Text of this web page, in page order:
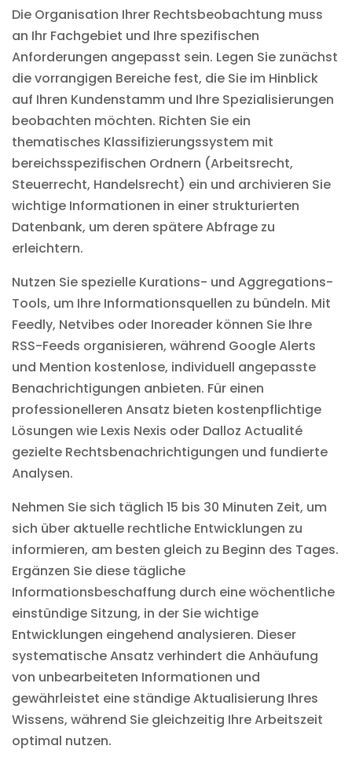
Die Organisation Ihrer Rechtsbeobachtung muss
an Ihr Fachgebiet und Ihre spezifischen
Anforderungen angepasst sein. Legen Sie zunächst
die vorrangigen Bereiche fest, die Sie im Hinblick
auf Ihren Kundenstamm und Ihre Spezialisierungen
beobachten möchten. Richten Sie ein
thematisches Klassifizierungssystem mit
bereichsspezifischen Ordnern (Arbeitsrecht,
Steuerrecht, Handelsrecht) ein und archivieren Sie
wichtige Informationen in einer strukturierten
Datenbank, um deren spätere Abfrage zu
erleichtern.
Nutzen Sie spezielle Kurations- und Aggregations-
Tools, um Ihre Informationsquellen zu bündeln. Mit
Feedly, Netvibes oder Inoreader können Sie Ihre
RSS-Feeds organisieren, während Google Alerts
und Mention kostenlose, individuell angepasste
Benachrichtigungen anbieten. Für einen
professionelleren Ansatz bieten kostenpflichtige
Lösungen wie Lexis Nexis oder Dalloz Actualité
gezielte Rechtsbenachrichtigungen und fundierte
Analysen.
Nehmen Sie sich täglich 15 bis 30 Minuten Zeit, um
sich über aktuelle rechtliche Entwicklungen zu
informieren, am besten gleich zu Beginn des Tages.
Ergänzen Sie diese tägliche
Informationsbeschaffung durch eine wöchentliche
einstündige Sitzung, in der Sie wichtige
Entwicklungen eingehend analysieren. Dieser
systematische Ansatz verhindert die Anhäufung
von unbearbeiteten Informationen und
gewährleistet eine ständige Aktualisierung Ihres
Wissens, während Sie gleichzeitig Ihre Arbeitszeit
optimal nutzen.